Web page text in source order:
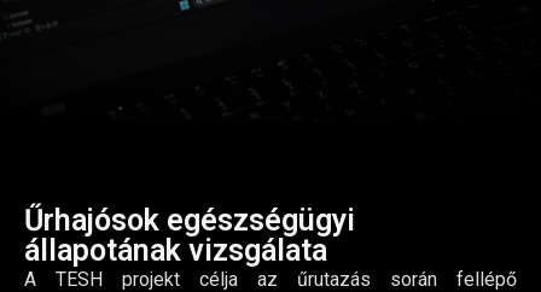
Űrhajósok egészségügyi
állapotának vizsgálata
A TESH projekt célja az űrutazás során fellépő